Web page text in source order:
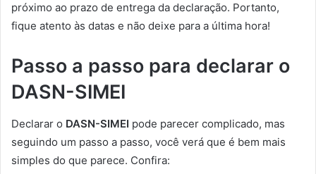
próximo ao prazo de entrega da declaração. Portanto,
fique atento às datas e não deixe para a última hora!
Passo a passo para declarar o
DASN-SIMEI
Declarar o DASN-SIMEI pode parecer complicado, mas
seguindo um passo a passo, você verá que é bem mais
simples do que parece. Confira: